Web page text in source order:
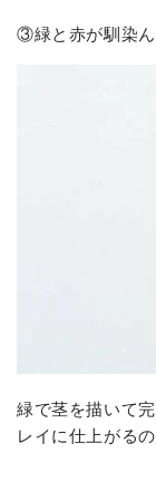
③緑と赤が馴染
緑で茎を描いて
レイに仕上がる